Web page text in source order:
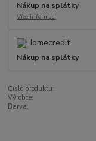
Nákup na splátky
Více informací
Nákup na splátky
Číslo produktu:
Výrobce:
Barva: